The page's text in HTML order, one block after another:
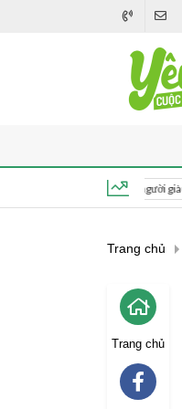
Khi thắp hương, người giàu luôn đặt
Trang chủ
Trang chủ